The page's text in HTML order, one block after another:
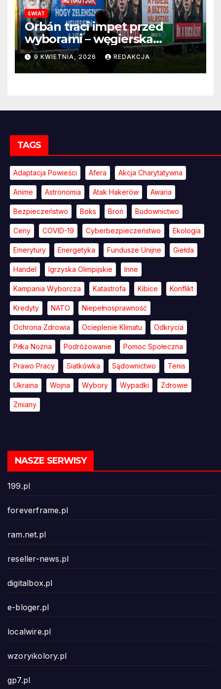
ŚWIAT
Orbán traci impet przed
wyborami – węgierska
propaganda przestaje
przekonywać
9 KWIETNIA, 2026 REDAKCJA
TAGS
Adaptacja Powieści Afera Akcja Charytatywna
Anime Astronomia Atak Hakerów Awaria
Bezpieczeństwo Boks Broń Budownictwo
Ceny COVID-19 Cyberbezpieczeństwo Ekologia
Emerytury Energetyka Fundusze Unijne Giełda
Handel Igrzyska Olimpijskie Inne
Kampania Wyborcza Katastrofa Kibice Konflikt
Kredyty NATO Niepełnosprawność
Ochrona Zdrowia Ocieplenie Klimatu Odkrycia
Piłka Nożna Podróżowanie Pomoc Społeczna
Prawo Pracy Siatkówka Sądownictwo Tenis
Ukraina Wojna Wybory Wypadki Zdrowie
Zmiany
NASZE SERWISY
199.pl
foreverframe.pl
ram.net.pl
reseller-news.pl
digitalbox.pl
e-bloger.pl
localwire.pl
wzoryikolory.pl
gp7.pl